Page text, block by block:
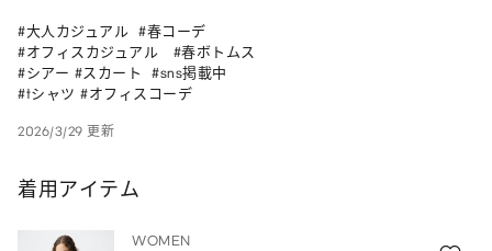
#大人カジュアル  #春コーデ
#オフィスカジュアル   #春ボトムス
#シアー #スカート  #sns掲載中
#tシャツ #オフィスコーデ
2026/3/29 更新
着用アイテム
WOMEN